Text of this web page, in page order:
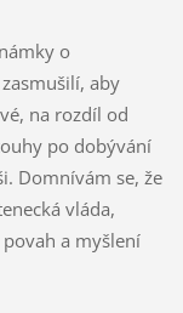
o
aby
na rozdíl od
po dobývání
Domnívám se, že
vláda,
a myšlení